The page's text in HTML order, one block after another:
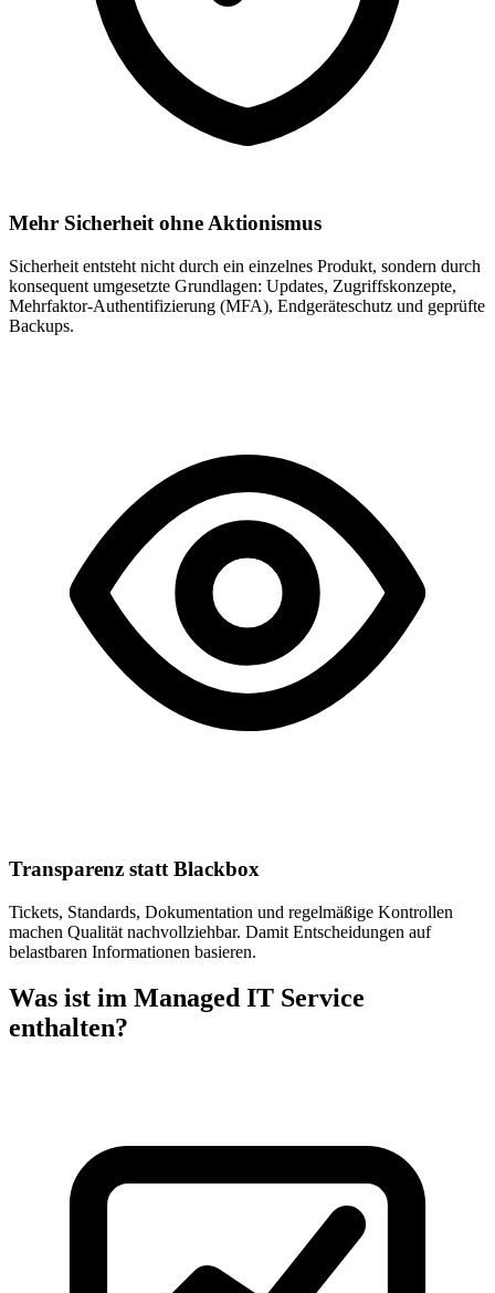
Mehr Sicherheit ohne Aktionismus
Sicherheit entsteht nicht durch ein einzelnes Produkt, sondern durch
konsequent umgesetzte Grundlagen: Updates, Zugriffskonzepte,
Mehrfaktor-Authentifizierung (MFA), Endgeräteschutz und geprüfte
Backups.
Transparenz statt Blackbox
Tickets, Standards, Dokumentation und regelmäßige Kontrollen
machen Qualität nachvollziehbar. Damit Entscheidungen auf
belastbaren Informationen basieren.
Was ist im Managed IT Service
enthalten?